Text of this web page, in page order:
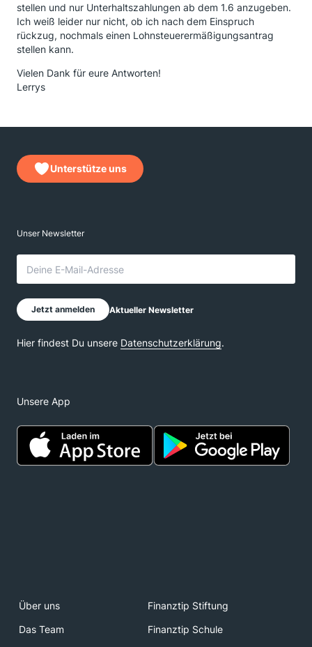
stellen und nur Unterhaltszahlungen ab dem 1.6 anzugeben.
Ich weiß leider nur nicht, ob ich nach dem Einspruch
rückzug, nochmals einen Lohnsteuerermäßigungsantrag
stellen kann.
Vielen Dank für eure Antworten!
Lerrys
Unterstütze uns
Unsere App
Über uns
Finanztip Stiftung
Das Team
Finanztip Schule